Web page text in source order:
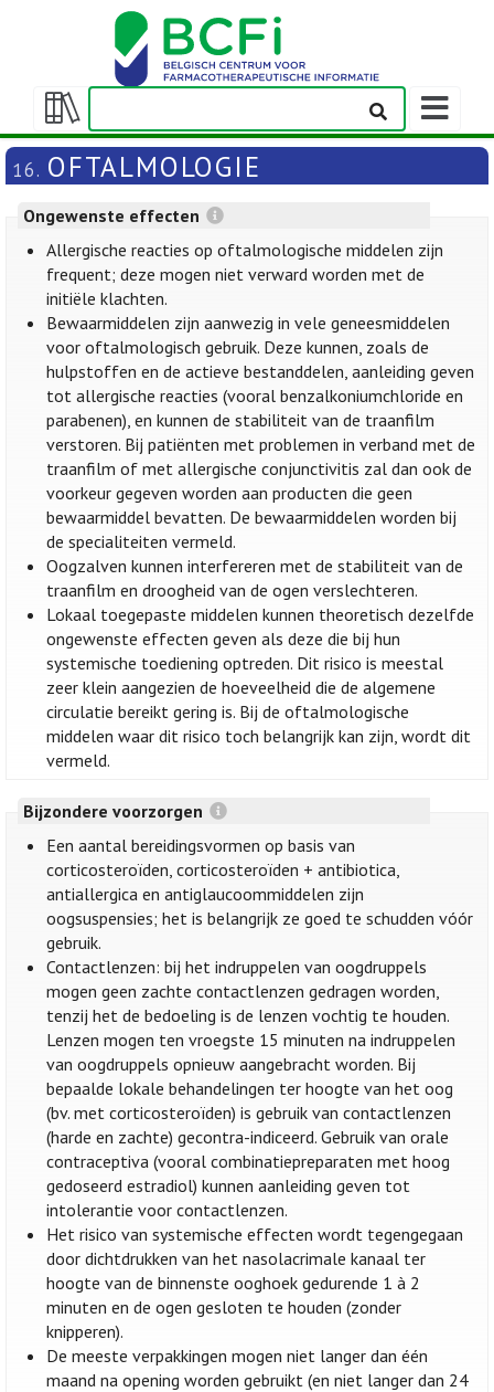
Weergeven/verbergen
inhoudstafel
16. OFTALMOLOGIE
Ongewenste effecten
Allergische reacties op oftalmologische middelen zijn
frequent; deze mogen niet verward worden met de
initiële klachten.
Bewaarmiddelen zijn aanwezig in vele geneesmiddelen
voor oftalmologisch gebruik. Deze kunnen, zoals de
hulpstoffen en de actieve bestanddelen, aanleiding geven
tot allergische reacties (vooral benzalkoniumchloride en
parabenen), en kunnen de stabiliteit van de traanfilm
verstoren. Bij patiënten met problemen in verband met de
traanfilm of met allergische conjunctivitis zal dan ook de
voorkeur gegeven worden aan producten die geen
bewaarmiddel bevatten. De bewaarmiddelen worden bij
de specialiteiten vermeld.
Oogzalven kunnen interfereren met de stabiliteit van de
traanfilm en droogheid van de ogen verslechteren.
Lokaal toegepaste middelen kunnen theoretisch dezelfde
ongewenste effecten geven als deze die bij hun
systemische toediening optreden. Dit risico is meestal
zeer klein aangezien de hoeveelheid die de algemene
circulatie bereikt gering is. Bij de oftalmologische
middelen waar dit risico toch belangrijk kan zijn, wordt dit
vermeld.
Bijzondere voorzorgen
Een aantal bereidingsvormen op basis van
corticosteroïden, corticosteroïden + antibiotica,
antiallergica en antiglaucoommiddelen zijn
oogsuspensies; het is belangrijk ze goed te schudden vóór
gebruik.
Contactlenzen: bij het indruppelen van oogdruppels
mogen geen zachte contactlenzen gedragen worden,
tenzij het de bedoeling is de lenzen vochtig te houden.
Lenzen mogen ten vroegste 15 minuten na indruppelen
van oogdruppels opnieuw aangebracht worden. Bij
bepaalde lokale behandelingen ter hoogte van het oog
(bv. met corticosteroïden) is gebruik van contactlenzen
(harde en zachte) gecontra-indiceerd. Gebruik van orale
contraceptiva (vooral combinatiepreparaten met hoog
gedoseerd estradiol) kunnen aanleiding geven tot
intolerantie voor contactlenzen.
Het risico van systemische effecten wordt tegengegaan
door dichtdrukken van het nasolacrimale kanaal ter
hoogte van de binnenste ooghoek gedurende 1 à 2
minuten en de ogen gesloten te houden (zonder
knipperen).
De meeste verpakkingen mogen niet langer dan één
maand na opening worden gebruikt (en niet langer dan 24